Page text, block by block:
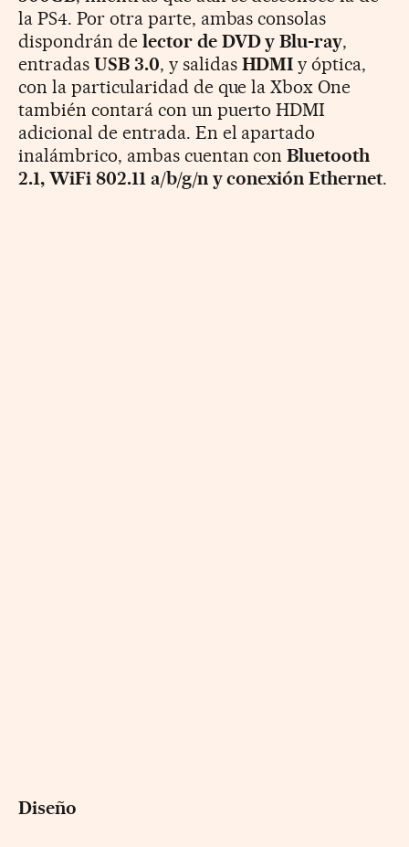
la PS4. Por otra parte, ambas consolas
dispondrán de lector de DVD y Blu-ray,
entradas USB 3.0, y salidas HDMI y óptica,
con la particularidad de que la Xbox One
también contará con un puerto HDMI
adicional de entrada. En el apartado
inalámbrico, ambas cuentan conBluetooth
2.1, WiFi 802.11 a/b/g/n y conexión Ethernet.
Diseño